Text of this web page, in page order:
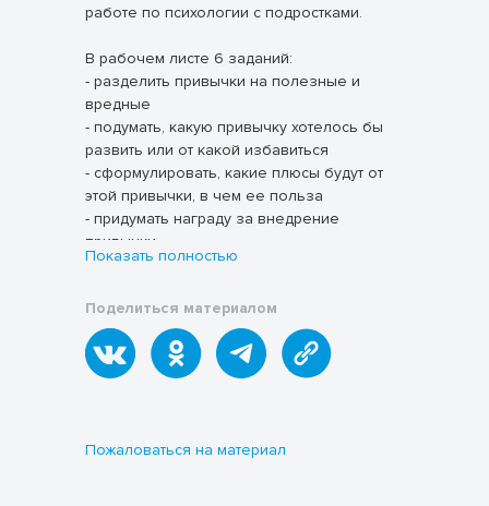
работе по психологии с подростками.
В рабочем листе 6 заданий:
- разделить привычки на полезные и
вредные
- подумать, какую привычку хотелось бы
развить или от какой избавиться
- сформулировать, какие плюсы будут от
этой привычки, в чем ее польза
- придумать награду за внедрение
привычки
- календарь привычек
времени внедрения привычки - трижды
молодец
Дополнительно: чек-лист "как внедрить
впечатлений о выполнении заданий,
Показать полностью
Поделиться материалом
Пожаловаться на материал